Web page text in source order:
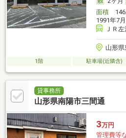
面積
1991年7
ＪＲ
山形
1階 駐車場(近隣含)
貸事務所
山形県南陽市三間通
3万円
管理費等